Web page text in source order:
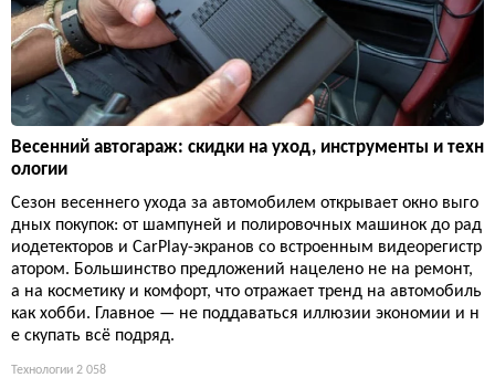
Весенний автогараж: скидки на уход, инструменты и техн
ологии
Сезон весеннего ухода за автомобилем открывает окно выго
дных покупок: от шампуней и полировочных машинок до рад
иодетекторов и CarPlay-экранов со встроенным видеорегистр
атором. Большинство предложений нацелено не на ремонт,
а на косметику и комфорт, что отражает тренд на автомобиль
как хобби. Главное — не поддаваться иллюзии экономии и н
е скупать всё подряд.
Технологии 2 058